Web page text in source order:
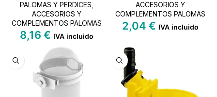
PALOMAS Y PERDICES
ACCESORIOS Y
COMPLEMENTOS PALOMAS
8,16 € IVA incluido
ACCESORIOS Y
COMPLEMENTOS PALOMAS
2,04 € IVA incluido